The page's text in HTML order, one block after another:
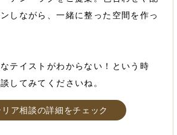
しながら、一緒に整った空間を作っ
テイストがわからない！という時
してみてくださいね。
ア相談の詳細をチェック